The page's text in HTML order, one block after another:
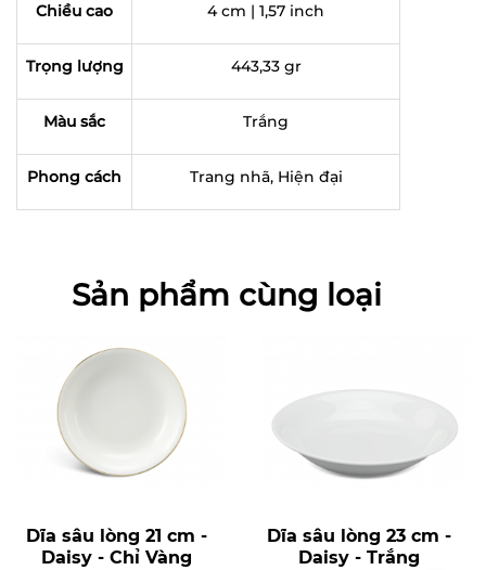
Chiều cao 4 cm | 1,57 inch
Trọng lượng 443,33 gr
Màu sắc Trắng
Phong cách Trang nhã, Hiện đại
Sản phẩm cùng loại
Dĩa sâu lòng 21 cm -
Daisy - Chỉ Vàng
Dĩa sâu lòng 23 cm -
Daisy - Trắng